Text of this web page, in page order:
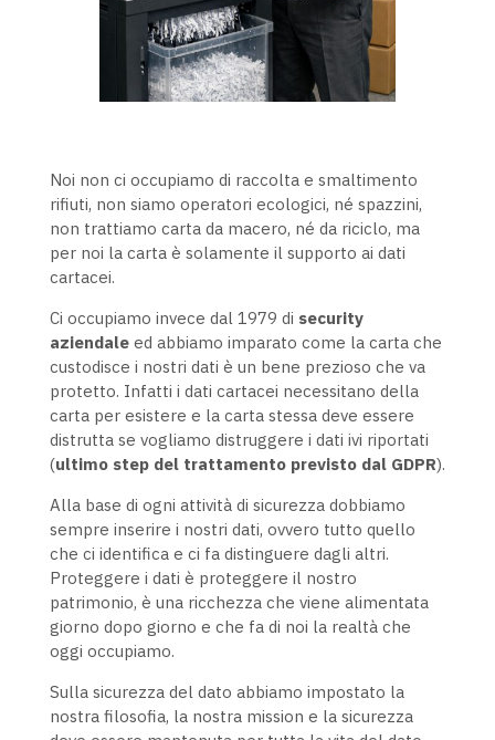
Noi non ci occupiamo di raccolta e smaltimento
rifiuti, non siamo operatori ecologici, né spazzini,
non trattiamo carta da macero, né da riciclo, ma
per noi la carta è solamente il supporto ai dati
cartacei.
Ci occupiamo invece dal 1979 di security
aziendaleed abbiamo imparato come la carta che
custodisce i nostri dati è un bene prezioso che va
protetto. Infatti i dati cartacei necessitano della
carta per esistere e la carta stessa deve essere
distrutta se vogliamo distruggere i dati ivi riportati
(ultimo step del trattamento previsto dal GDPR).
Alla base di ogni attività di sicurezza dobbiamo
sempre inserire i nostri dati, ovvero tutto quello
che ci identifica e ci fa distinguere dagli altri.
Proteggere i dati è proteggere il nostro
patrimonio, è una ricchezza che viene alimentata
giorno dopo giorno e che fa di noi la realtà che
oggi occupiamo.
Sulla sicurezza del dato abbiamo impostato la
nostra filosofia, la nostra mission e la sicurezza